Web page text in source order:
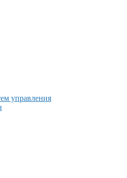
управления